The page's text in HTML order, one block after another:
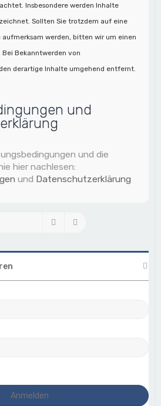
Insbesondere werden Inhalte
Sollten Sie trotzdem auf eine
werden, bitten wir um einen
Bei Bekanntwerden von
derartige Inhalte umgehend entfernt.
und
und die
hier nachlesen:
und Datenschutzerklärung
Suche